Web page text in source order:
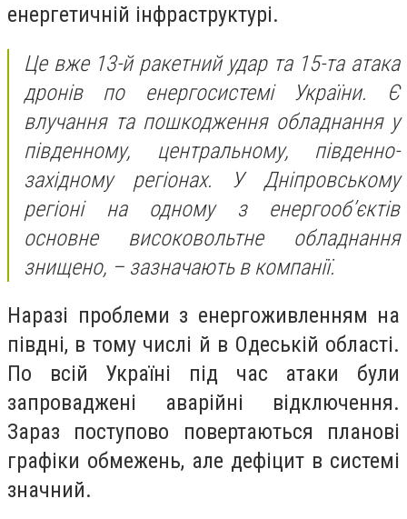
енергетичній інфраструктурі.
Це вже 13-й ракетний удар та 15-та атака
дронів по енергосистемі України. Є
влучання та пошкодження обладнання у
південному, центральному, південно-
західному регіонах. У Дніпровському
регіоні на одному з енергооб’єктів
основне високовольтне обладнання
знищено, – зазначають в компанії.
Наразі проблеми з енергоживленням на
півдні, в тому числі й в Одеській області.
По всій Україні під час атаки були
запроваджені аварійні відключення.
Зараз поступово повертаються планові
графіки обмежень, але дефіцит в системі
значний.